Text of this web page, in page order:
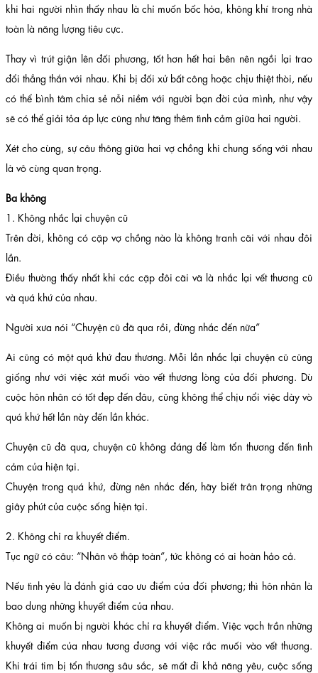
khi hai người nhìn thấy nhau là chỉ muốn bốc hỏa, không khí trong nhà
toàn là năng lượng tiêu cực.
Thay vì trút giận lên đối phương, tốt hơn hết hai bên nên ngồi lại trao
đổi thẳng thắn với nhau. Khi bị đối xử bất công hoặc chịu thiệt thòi, nếu
có thể bình tâm chia sẻ nỗi niềm với người bạn đời của mình, như vậy
sẽ có thể giải tỏa áp lực cũng như tăng thêm tình cảm giữa hai người.
Xét cho cùng, sự câu thông giữa hai vợ chồng khi chung sống với nhau
là vô cùng quan trọng.
Ba không
1. Không nhắc lại chuyện cũ
Trên đời, không có cặp vợ chồng nào là không tranh cãi với nhau đôi
lần.
Điều thường thấy nhất khi các cặp đôi cãi vã là nhắc lại vết thương cũ
và quá khứ của nhau.
Người xưa nói “Chuyện cũ đã qua rồi, đừng nhắc đến nữa”
Ai cũng có một quá khứ đau thương. Mỗi lần nhắc lại chuyện cũ cũng
giống như với việc xát muối vào vết thương lòng của đối phương. Dù
cuộc hôn nhân có tốt đẹp đến đâu, cũng không thể chịu nổi việc dày vò
quá khứ hết lần này đến lần khác.
Chuyện cũ đã qua, chuyện cũ không đáng để làm tổn thương đến tình
cảm của hiện tại.
Chuyện trong quá khứ, đừng nên nhắc đến, hãy biết trân trọng những
giây phút của cuộc sống hiện tại.
2. Không chỉ ra khuyết điểm.
Tục ngữ có câu: “Nhân vô thập toàn”, tức không có ai hoàn hảo cả.
Nếu tình yêu là đánh giá cao ưu điểm của đối phương; thì hôn nhân là
bao dung những khuyết điểm của nhau.
Không ai muốn bị người khác chỉ ra khuyết điểm. Việc vạch trần những
khuyết điểm của nhau tương đương với việc rắc muối vào vết thương.
Khi trái tim bị tổn thương sâu sắc, sẽ mất đi khả năng yêu, cuộc sống